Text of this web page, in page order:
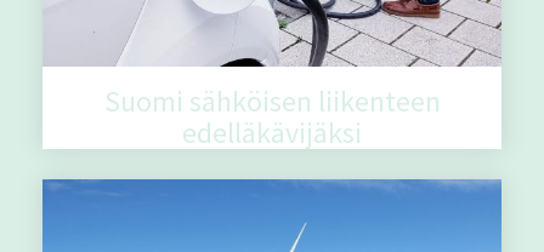
Suomi sähköisen liikenteen
edelläkävijäksi